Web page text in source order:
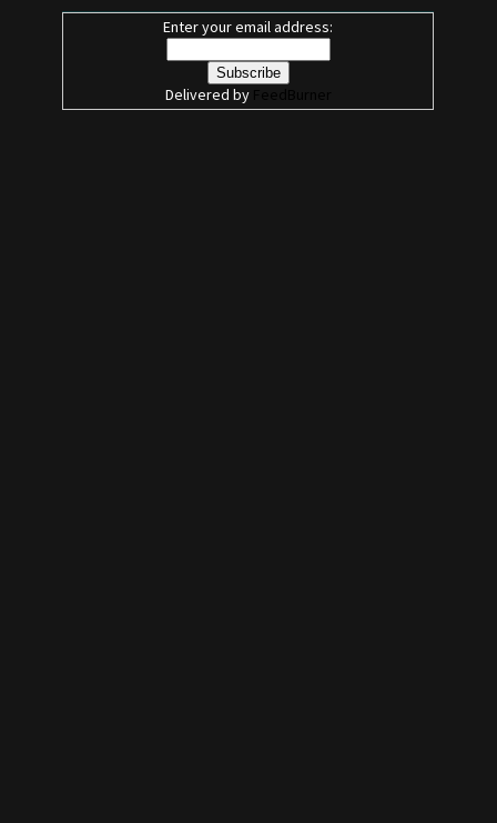
Enter your email address:
Delivered by